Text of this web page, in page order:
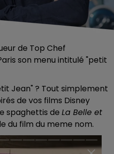
de Top Chef
son menu intitulé "petit
Jean" ? Tout simplement
de vos films Disney
spaghettis de La Belle et
du film du meme nom.